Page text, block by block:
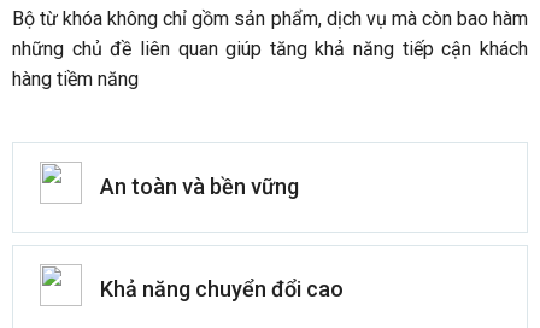
Bộ từ khóa không chỉ gồm sản phẩm, dịch vụ mà còn bao hàm
những chủ đề liên quan giúp tăng khả năng tiếp cận khách
hàng tiềm năng
An toàn và bền vững
Khả năng chuyển đổi cao